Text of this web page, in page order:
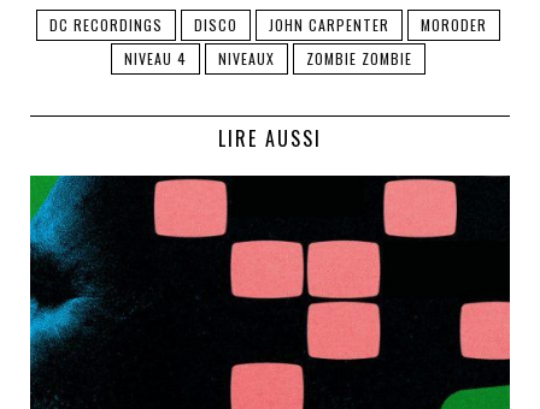
DC RECORDINGS DISCO JOHN CARPENTER
MORODER
NIVEAU 4
NIVEAUX ZOMBIE ZOMBIE
LIRE AUSSI